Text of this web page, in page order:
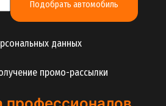
Подобрать автомобиль
данных
промо-рассылки